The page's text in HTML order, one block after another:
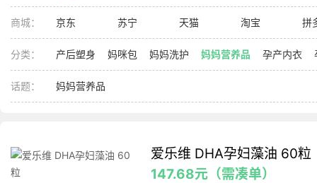
商城： 京东 苏宁 天猫 淘宝 拼
分类： 产后塑身 妈咪包 妈妈洗护 妈妈营养品 孕产内衣
话题： 妈妈营养品
爱乐维 DHA孕妇藻油 60粒
147.68元（需凑单）